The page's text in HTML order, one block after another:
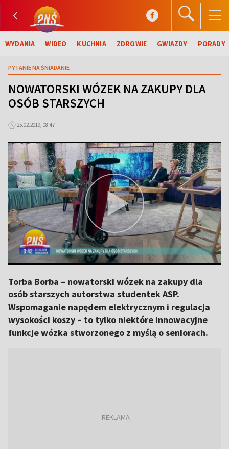
WYDANIA WIDEO KUCHNIA ZDROWIE GWIAZDY PORADY
PYTANIE NA ŚNIADANIE
NOWATORSKI WÓZEK NA ZAKUPY DLA
OSÓB STARSZYCH
25.02.2019, 08:47
Torba Borba – nowatorski wózek na zakupy dla
osób starszych autorstwa studentek ASP.
Wspomaganie napędem elektrycznym i regulacja
wysokości koszy – to tylko niektóre innowacyjne
funkcje wózka stworzonego z myślą o seniorach.